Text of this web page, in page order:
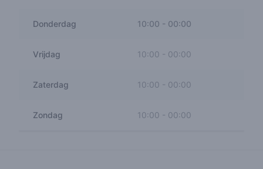
Donderdag 10:00 - 00:00
Vrijdag 10:00 - 00:00
Zaterdag 10:00 00:00
Zondag 10:00 - 00:00